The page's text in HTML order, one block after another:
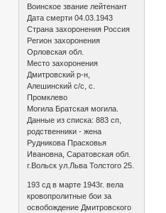
Воинское звание лейтенант
Дата смерти 04.03.1943
Страна захоронения Россия
Регион захоронения
Орловская обл.
Место захоронения
Дмитровский р-н,
Алешинский с/с, с.
Промклево
Могила Братская могила.
Данные из списка: 883 сп,
родственники - жена
Рудникова Прасковья
Ивановна, Саратовская обл.
г.Вольск ул.Льва Толстого 25.
193 сд в марте 1943г. вела
кровопролитные бои за
освобождение Дмитровского